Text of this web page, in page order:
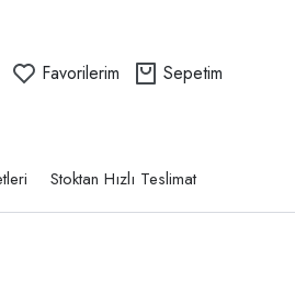
Favorilerim Sepetim
Stoktan Hızlı Teslimat